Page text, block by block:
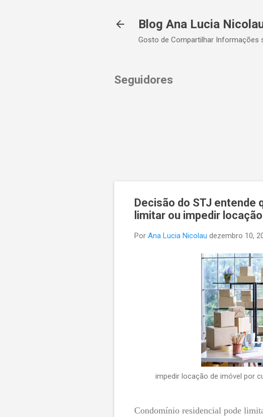
Blog Ana Lucia
Gosto de Compartilhar Informações
Seguidores
Decisão do STJ entende
limitar ou impedir
Por Ana Lucia Nicolau dezembro 10,
impedir locação de imóvel por
Condomínio residencial pode